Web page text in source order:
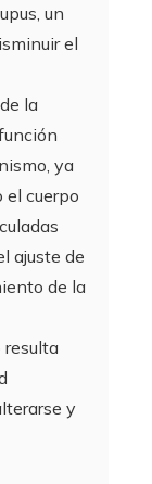
un
el
la
ya
el cuerpo
ajuste de
de la
resulta
y